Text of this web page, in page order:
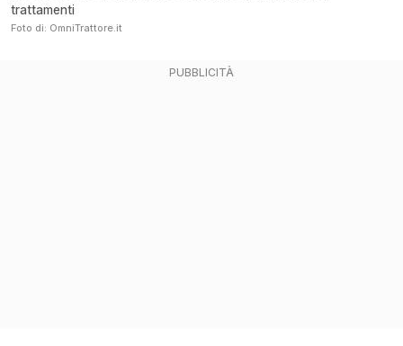
trattamenti
Foto di: OmniTrattore.it